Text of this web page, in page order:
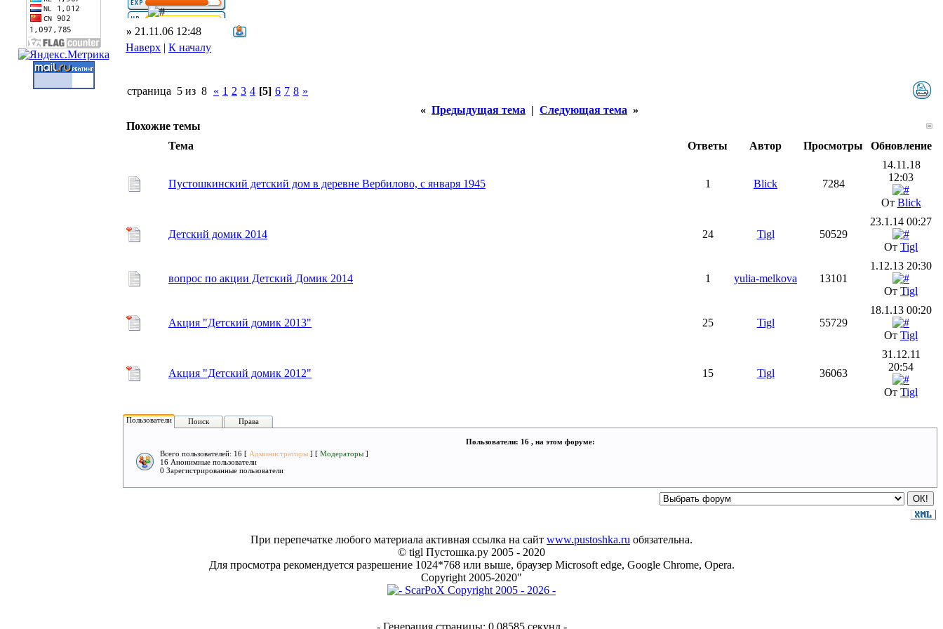
» 21.11.06 12:48
Наверх | К началу
страница 5 из 8 « 1 2 3 4 [5] 6 7 8 »
« Предыдущая тема | Следующая тема »
Похожие темы
Тема
Ответы Автор Просмотры Обновление
Пустошкинский детский дом в деревне Вербилово, с января 1945 1 Blick 7284
14.11.18
12:03
От Blick
Детский домик 2014 24 Tigl 50529
23.1.14 00:27
От Tigl
вопрос по акции Детский Домик 2014 1 yulia-melkova 13101
1.12.13 20:30
От Tigl
Акция "Детский домик 2013" 25 Tigl 55729
18.1.13 00:20
От Tigl
Акция "Детский домик 2012" 15 Tigl 36063
31.12.11
20:54
От Tigl
Пользователи Поиск Права
Пользователи: 16 , на этом форуме:
Всего пользователей: 16 [ Администраторы ] [ Модераторы ]
16 Анонимные пользователи
0 Зарегистрированные пользователи
При перепечатке любого материала активная ссылка на сайт www.pustoshka.ru обязательна.
© tigl Пустошка.ру 2005 - 2020
Для просмотра рекомендуется разрешение 1024*768 или выше, браузер Microsoft edge, Google Chrome, Opera.
Copyright 2005-2020"
- Генерация страницы: 0.08585 секунд -